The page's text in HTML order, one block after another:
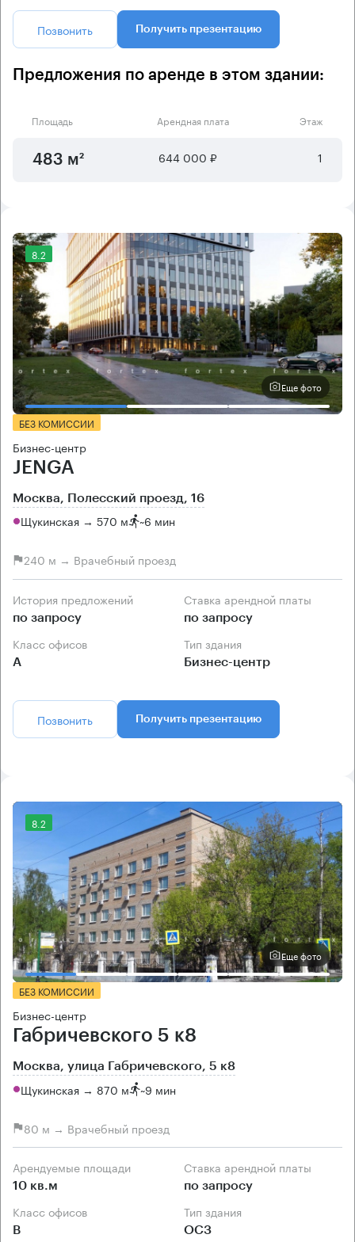
Позвонить Получить презентацию
Предложения по аренде в этом здании:
Площадь Арендная плата Этаж
483 м² 644 000 ₽ 1
8.2
Еще фото
БЕЗ КОМИССИИ
Бизнес-центр
JENGA
Москва, Полесский проезд, 16
Щукинская → 570 м ~6 мин
240 м → Врачебный проезд
История предложений
по запросу
Ставка арендной платы
по запросу
Класс офисов
А
Тип здания
Бизнес-центр
Позвонить Получить презентацию
8.2
Еще фото
БЕЗ КОМИССИИ
Бизнес-центр
Габричевского 5 к8
Москва, улица Габричевского, 5 к8
Щукинская → 870 м ~9 мин
80 м → Врачебный проезд
Арендуемые площади
10 кв.м
Ставка арендной платы
по запросу
Класс офисов
B
Тип здания
ОСЗ